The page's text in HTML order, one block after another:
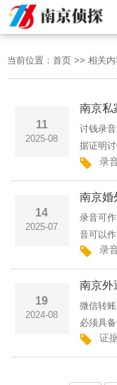
当前位置： 首页 >> 相关内
11
2025-08
南京私
讨钱录
据证明
件。该
规定，
真实性，
录
14
2025-07
南京婚
录音可
音可以
被法院
式要合
性规定或
录
19
2024-08
微信转
必须具
且必须
为，所
证